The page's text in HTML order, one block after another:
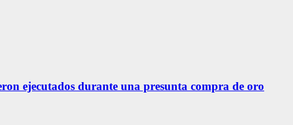
ejecutados durante una presunta compra de oro